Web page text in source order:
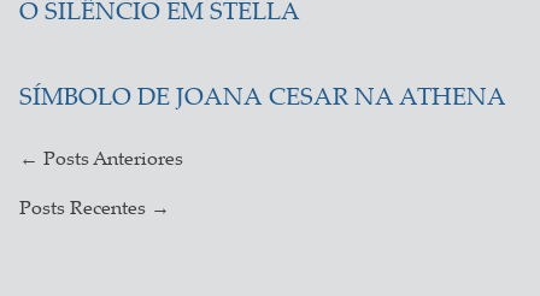
O SILÊNCIO EM STELLA
SÍMBOLO DE JOANA CESAR NA ATHENA
← Posts Anteriores
Posts Recentes →